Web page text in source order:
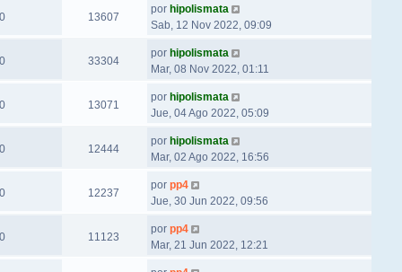
0 13607
por hipolismata
Sab, 12 Nov 2022, 09:09
0 33304
por hipolismata
Mar, 08 Nov 2022, 01:11
0 13071
por hipolismata
Jue, 04 Ago 2022, 05:09
0 12444
por hipolismata
Mar, 02 Ago 2022, 16:56
0 12237
por pp4
Jue, 30 Jun 2022, 09:56
0 11123
por pp4
Mar, 21 Jun 2022, 12:21